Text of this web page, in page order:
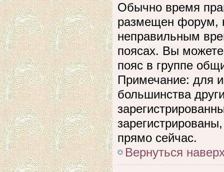
Обычно время
размещен форум,
неправильным
поясах. Вы
пояс в группе
Примечание: для
большинства
прямо сейчас.
Вернуться